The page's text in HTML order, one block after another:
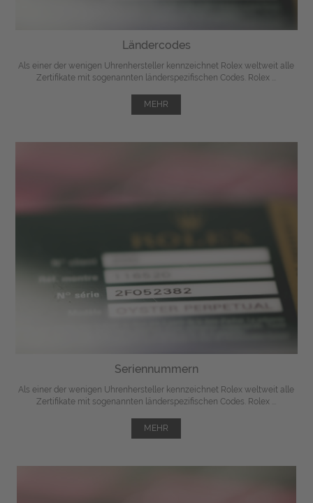
Ländercodes
Als einer der wenigen Uhrenhersteller kennzeichnet Rolex weltweit alle
Zertifikate mit sogenannten länderspezifischen Codes. Rolex ...
MEHR
Seriennummern
Als einer der wenigen Uhrenhersteller kennzeichnet Rolex weltweit alle
Zertifikate mit sogenannten länderspezifischen Codes. Rolex ...
MEHR